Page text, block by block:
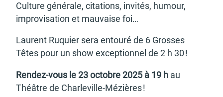
pour sourds et
malentendants
Guichet numérique des
autorisations
Portail vie associative
Culture géné­rale, cita­tions, invi­tés, humour,
impro­vi­sa­tion et mauvaise foi…
Laurent Ruquier sera entouré de 6 Grosses
Têtes pour un show excep­tion­nel de 2 h 30 !
Rendez-vous le 23 octobre 2025 à 19 h au
Théâtre de Char­le­ville-Mézières !